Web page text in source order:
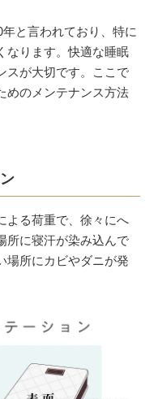
と言われており、特に
なります。快適な睡眠
スが大切です。ここで
めのメンテナンス方法
よる荷重で、徐々にへ
所に寝汗が染み込んで
場所にカビやダニが発